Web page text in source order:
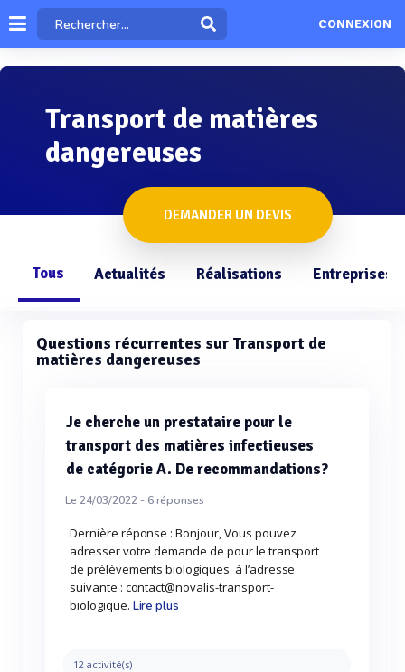
CONNEXION
Transport de matières
dangereuses
DEMANDER UN DEVIS
Tous Actualités Réalisations Entreprises
Questions récurrentes sur Transport de
matières dangereuses
Je cherche un prestataire pour le
transport des matières infectieuses
de catégorie A. De recommandations?
Le 24/03/2022 - 6réponses
Dernière réponse : Bonjour, Vous pouvez
adresser votre demande de pour le transport
de prélèvements biologiques à l’adresse
suivante : contact@novalis-transport-
biologique. Lire plus
12 activité(s)